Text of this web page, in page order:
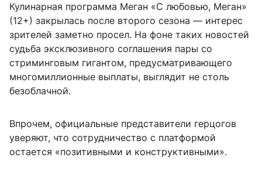
Кулинарная программа Меган «С любовью, Меган»
(12+) закрылась после второго сезона — интерес
зрителей заметно просел. На фоне таких новостей
судьба эксклюзивного соглашения пары со
стриминговым гигантом, предусматривающего
многомиллионные выплаты, выглядит не столь
безоблачной.
Впрочем, официальные представители герцогов
уверяют, что сотрудничество с платформой
остается «позитивными и конструктивными».